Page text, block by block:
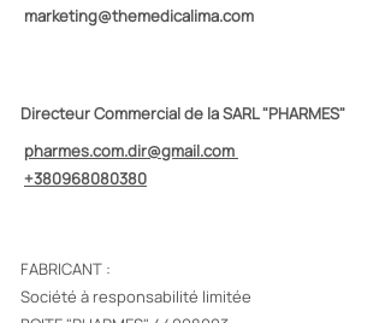
marketing@themedicalima.com
Directeur Commercial de la SARL "PHARMES"
pharmes.com.dir@gmail.com
+380968080380
FABRICANT :
Société à responsabilité limitée